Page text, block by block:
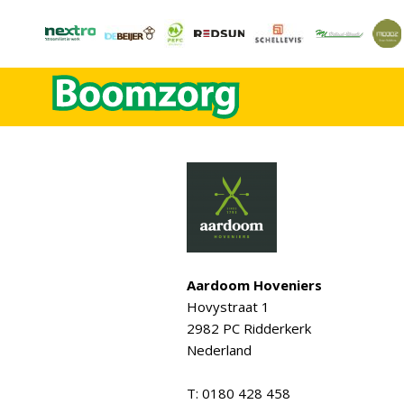
Aardoom Hoveniers
Hovystraat 1
2982 PC Ridderkerk
Nederland
T: 0180 428 458